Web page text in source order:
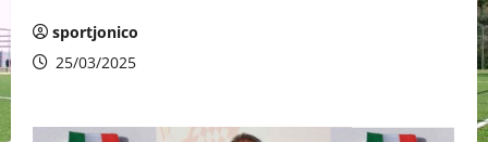
sportjonico
25/03/2025